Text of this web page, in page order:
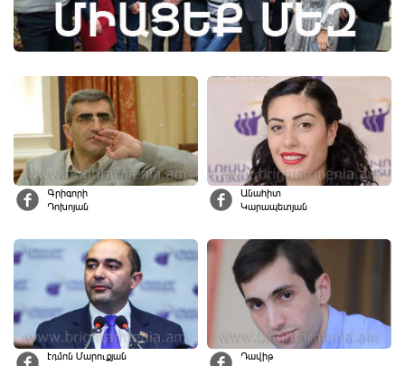
Գրիգորի
Դոխոյան
Անահիտ
Կարապետյան
Էդմոն Մարուքյան
Դավիթ